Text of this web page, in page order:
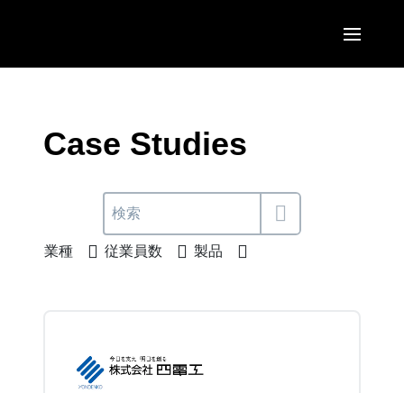
United States (English)
Canada (Français)
México (Español)
EUROPE
France (Français)
Deutschland (Deutsch)
Sweden (English)
ASIA PACIFIC
Australia (English)
Case Studies
業種 従業員数 製品